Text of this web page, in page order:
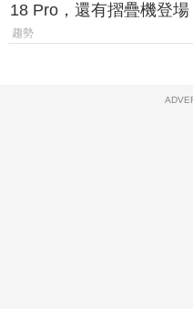
18 Pro，還有摺疊機登
測一次看
趨勢